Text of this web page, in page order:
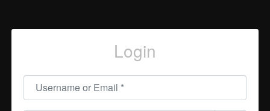
Login
Username or Email